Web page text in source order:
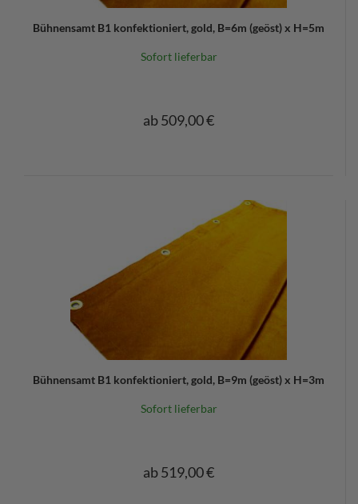
Bühnensamt B1 konfektioniert, gold, B=6m (geöst) x H=5m
Sofort lieferbar
ab 509,00 €
Bühnensamt B1 konfektioniert, gold, B=9m (geöst) x H=3m
Sofort lieferbar
ab 519,00 €